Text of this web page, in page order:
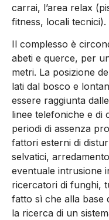
carrai, l’area relax
fitness, locali tecnici).
Il complesso è
abeti e querce, per
metri. La posizione
lati dal bosco e
essere raggiunta
linee telefoniche e di
periodi di assenza
fattori esterni di
selvatici,
eventuale intrusione
ricercatori di funghi,
fatto sì che alla base
la ricerca di un